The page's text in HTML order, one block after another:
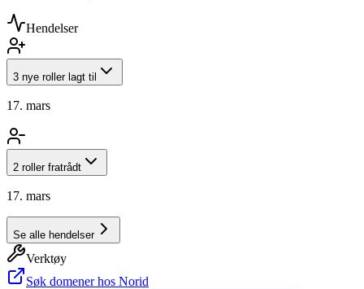
Hendelser
3 nye roller lagt til
17. mars
2 roller fratrådt
17. mars
Se alle hendelser
Verktøy
Søk domener hos Norid